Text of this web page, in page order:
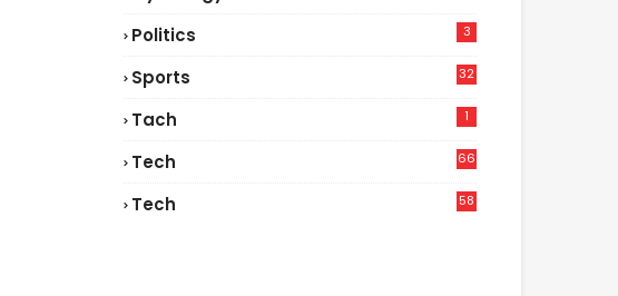
Politics 3
Sports 32
Tach 1
Tech
66
Tech
58